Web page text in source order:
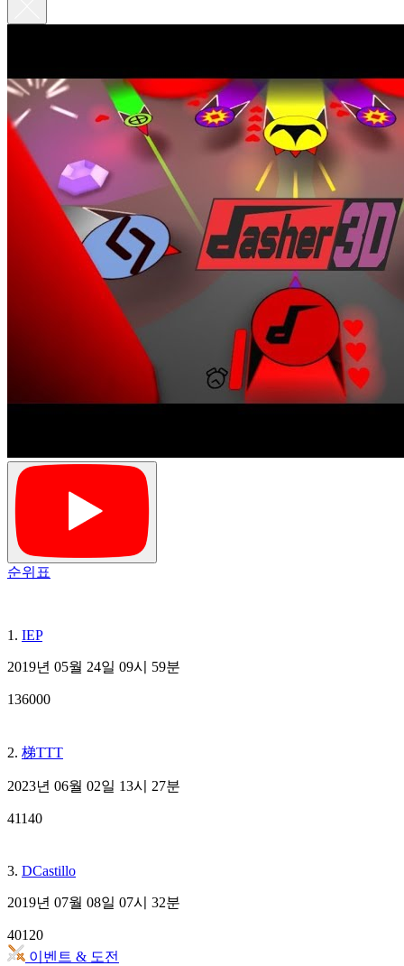
순위표
1. IEP
2019년 05월 24일 09시 59분
136000
2. 梯TTT
2023년 06월 02일 13시 27분
41140
3. DCastillo
2019년 07월 08일 07시 32분
40120
이벤트 & 도전